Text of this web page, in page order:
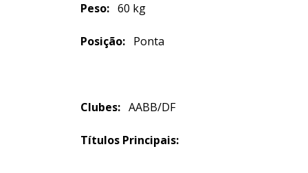
Peso: 60 kg
Posição: Ponta
Clubes: AABB/DF
Títulos Principais: